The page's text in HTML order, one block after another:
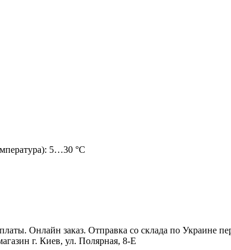
5…30 °C
Онлайн заказ. Отправка со склада по Украине
г. Киев, ул. Полярная, 8-Е